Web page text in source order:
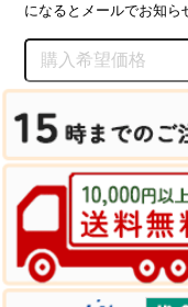
になるとメールでお知ら